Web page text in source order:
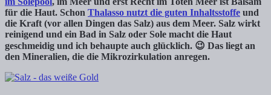
für die Haut. Schon Thalasso nutzt die guten Inhaltsstoffe und
die Kraft (vor allen Dingen das Salz) aus dem Meer. Salz wirkt
reinigend und ein Bad in Salz oder Sole macht die Haut
geschmeidig und ich behaupte auch glücklich. 😉 Das liegt an
den Mineralien, die die Mikrozirkulation anregen.